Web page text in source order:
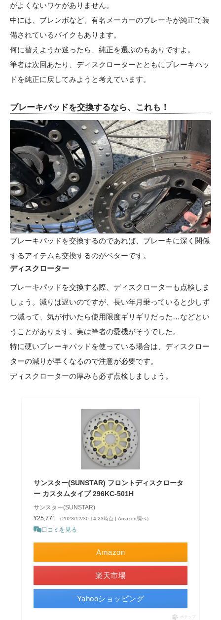
がよくないワケがありません。
中には、ブレンボなど、有名メーカーのブレーキが純正で装
備されているバイクもあります。
何に替えようか迷ったら、純正を選ぶのもありですよ。
筆者は次回あたり、ディスクローターとともにブレーキパッ
ドを純正に戻してみようと考えています。
ブレーキパッドを交換するなら、これも！
ブレーキパッドを交換するのであれば、ブレーキに深く関係
するアイテムも交換するのがベターです。
ディスクローター
ブレーキパッドを交換する際、ディスクローターも点検しま
しょう。減りは遅いのですが、長い年月乗っていると少しず
つ減って、気が付いたら使用限度ギリギリだった…などとい
うことがあります。実は筆者の愛機がそうでした。
特に硬いブレーキパッドを使っている場合は、ディスクロー
ターの減りが早くなるので注意が必要です。
ディスクローターの厚みも必ず点検しましょう。
サンスター(SUNSTAR) フロントディスクロータ
ー カスタムタイプ 296KC-501H
サンスター(SUNSTAR)
¥25,771
（2023/12/30 14:23時点 | Amazon調べ）
口コミを見る
Amazon
楽天市場
Yahooショッピング
ポチップ